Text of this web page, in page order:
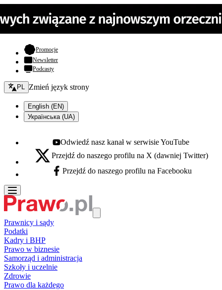
Promocje- otwiera się w nowej karcie
Newsletter
Podcasty
Zmień język - bieżący:
PL Zmień język strony
English (EN)
Українська (UA)
Youtube - otwiera się w nowej karcie
Odwiedź nasz kanał w serwisie YouTube
X - otwiera się w nowej karcie
Przejdź do naszego profilu na X (dawniej Twitter)
Facebook - otwiera się w nowej karcie
Przejdź do naszego profilu na Facebooku
Prawnicy i sądy
Podatki
Kadry i BHP
Prawo w biznesie
Samorząd i administracja
Szkoły i uczelnie
Zdrowie
Prawo dla każdego